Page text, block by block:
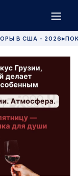
В США - 2026 ▶